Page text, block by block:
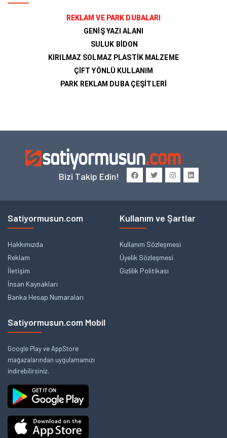
REKLAM VE PARK DUBALARI
GENİŞ YAZI ALANI
SULUK BİDON
KIRILMAZ SOLMAZ PLASTİK MALZEME
ÇİFT YÖNLÜ KULLANIM
PARK REKLAM DUBA ÇEŞİTLERİ
Bizi Takip Edin!
Satiyormusun.com
Hakkımızda
Reklam
İletişim
İnsan Kaynakları
Banka Hesap Numaraları
Kullanım ve Şartlar
Kullanım Sözleşmesi
Üyelik Sözleşmesi
Gizlilik Politikası
Satiyormusun.com Mobil
Google Play ve AppStore
mağazalarından uygulamamızı
indirebilirsiniz.